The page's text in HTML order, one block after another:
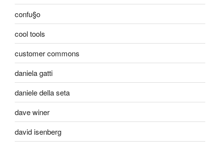
confu§o
cool tools
customer commons
daniela gatti
daniele della seta
dave winer
david isenberg